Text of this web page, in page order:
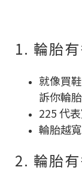
1. 輪胎有
就像買
訴你輪
225 代
輪胎越
2. 輪胎有